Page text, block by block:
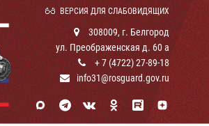
ВЕРСИЯ ДЛЯ СЛАБОВИДЯЩИХ
308009, г. Белгород
ул. Преображенская д. 60 а
+ 7 (4722) 27-89-18
info31@rosguard.gov.ru